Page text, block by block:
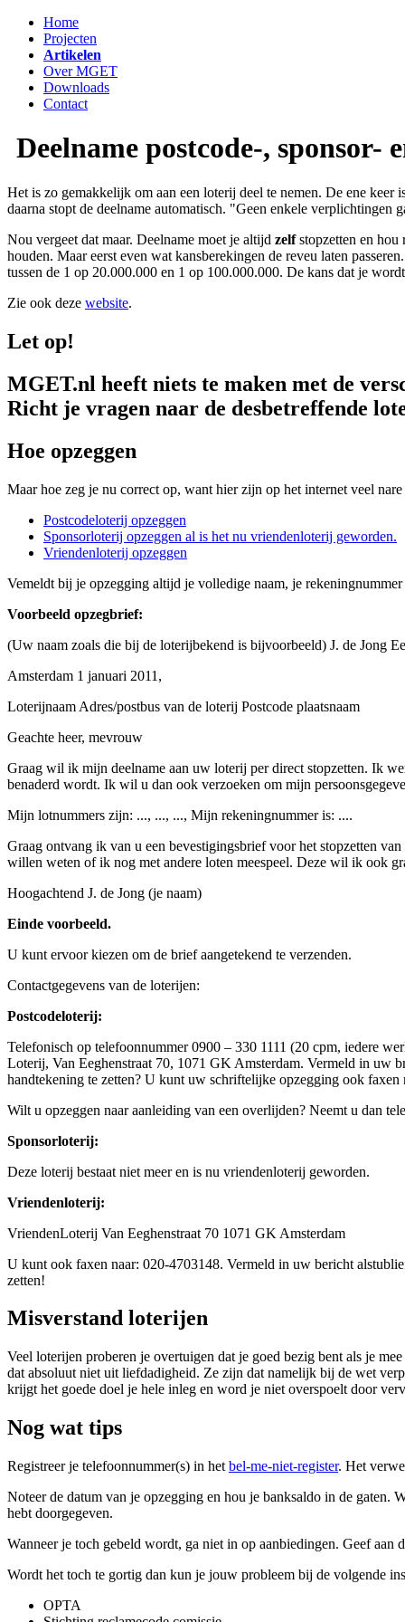
Home
Projecten
Artikelen
Over MGET
Downloads
Contact
Deelname postcode-,
Het is zo gemakkelijk om aan een loterij deel te nemen. De ene keer
daarna stopt de deelname automatisch. "Geen enkele verplichtingen
Nou vergeet dat maar. Deelname moet je altijd zelfstopzetten en hou
houden. Maar eerst even wat kansberekingen de reveu laten
tussen de 1 op 20.000.000 en 1 op 100.000.000. De kans dat je
Zie ook deze website.
Let op!
MGET.nl heeft niets te maken met de
Richt je vragen naar de desbetreffende
Hoe opzeggen
Maar hoe zeg je nu correct op, want hier zijn op het internet veel
Postcodeloterij opzeggen
Sponsorloterij opzeggen al is het nu vriendenloterij geworden.
Vriendenloterij opzeggen
Vemeldt bij je opzegging altijd je volledige naam, je
Voorbeeld opzegbrief:
(Uw naam zoals die bij de loterijbekend is bijvoorbeeld) J. de Jong
Amsterdam 1 januari 2011,
Loterijnaam Adres/postbus van de loterij Postcode plaatsnaam
Geachte heer, mevrouw
Graag wil ik mijn deelname aan uw loterij per direct stopzetten. Ik
benaderd wordt. Ik wil u dan ook verzoeken om mijn
Mijn lotnummers zijn: ..., ..., ..., Mijn rekeningnummer is: ....
Graag ontvang ik van u een bevestigingsbrief voor het stopzetten
willen weten of ik nog met andere loten meespeel. Deze wil ik ook
Hoogachtend J. de Jong (je naam)
Einde voorbeeld.
U kunt ervoor kiezen om de brief aangetekend te verzenden.
Contactgegevens van de loterijen:
Postcodeloterij:
Telefonisch op telefoonnummer 0900 – 330 1111 (20 cpm, iedere
Loterij, Van Eeghenstraat 70, 1071 GK Amsterdam. Vermeld in uw
handtekening te zetten? U kunt uw schriftelijke opzegging ook faxen
Wilt u opzeggen naar aanleiding van een overlijden? Neemt u dan
Sponsorloterij:
Deze loterij bestaat niet meer en is nu vriendenloterij geworden.
Vriendenloterij:
VriendenLoterij Van Eeghenstraat 70 1071 GK Amsterdam
U kunt ook faxen naar: 020-4703148. Vermeld in uw bericht
zetten!
Misverstand loterijen
Veel loterijen proberen je overtuigen dat je goed bezig bent als je
dat absoluut niet uit liefdadigheid. Ze zijn dat namelijk bij de wet
krijgt het goede doel je hele inleg en word je niet overspoelt door
Nog wat tips
Registreer je telefoonnummer(s) in het bel-me-niet-register. Het
Noteer de datum van je opzegging en hou je banksaldo in de
hebt doorgegeven.
Wanneer je toch gebeld wordt, ga niet in op aanbiedingen. Geef aan
Wordt het toch te gortig dan kun je jouw probleem bij de volgende
OPTA